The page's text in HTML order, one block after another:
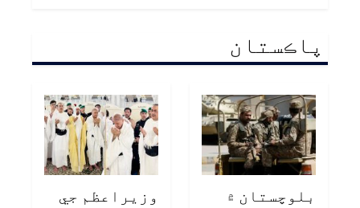
پاڪستان
بلوچستان ۾
وزيراعظم جي